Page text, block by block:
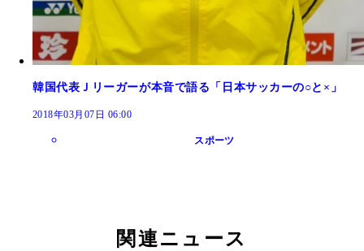
韓国代表Ｊリーガーが本音で語る「日本サッカーの○と×」
2018年03月07日 06:00
スポーツ
関連ニュース